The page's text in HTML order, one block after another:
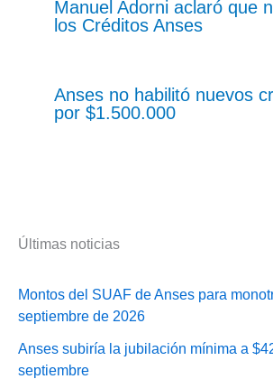
Manuel Adorni aclaró que
los Créditos Anses
Anses no habilitó nuevos
por $1.500.000
Últimas noticias
Montos del SUAF de Anses para
septiembre de 2026
Anses subiría la jubilación mínima a
septiembre